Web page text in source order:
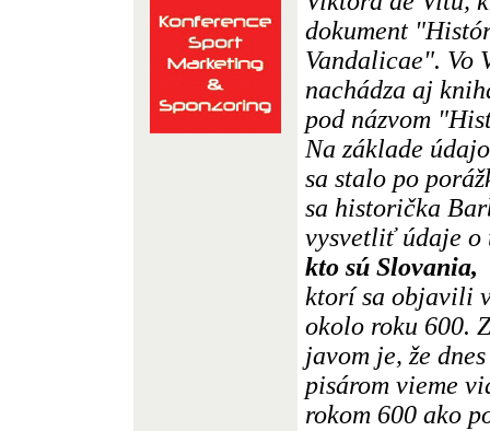
dokument
Vandalicae". Vo
nachádza aj
pod názvom
Na základe
sa stalo po
sa historička
vysvetliť údaje o
kto sú Slovania,
ktorí sa objavili
okolo roku 600.
javom je, že
pisárom vieme
rokom 600 ako